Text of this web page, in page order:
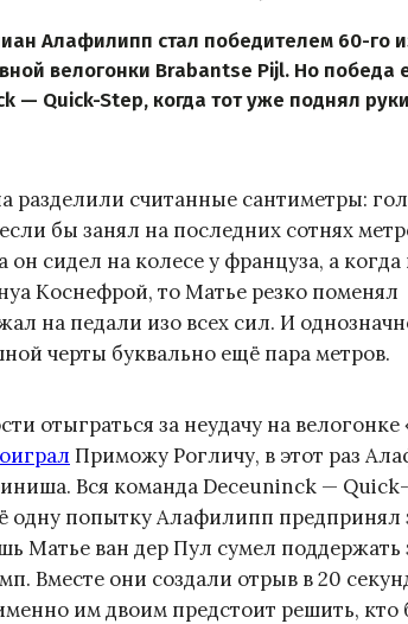
Алафилипп стал победителем 60-го
велогонки Brabantse Pijl. Но победа
— Quick-Step, когда тот уже поднял
разделили считанные сантиметры:
бы занял на последних сотнях
сидел на колесе у француза, а когда
Коснефрой, то Матье резко поменял
на педали изо всех сил. И
черты буквально ещё пара метров.
отыграться за неудачу на
Приможу Рогличу, в этот раз
Вся команда Deceuninck —
одну попытку Алафилипп предпринял
Матье ван дер Пул сумел поддержать
Вместе они создали отрыв в 20
им двоим предстоит решить, кто